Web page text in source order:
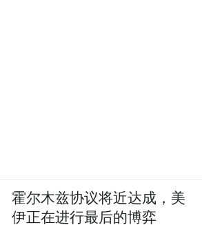
霍尔木兹协议将近达成，美
伊正在进行最后的博弈